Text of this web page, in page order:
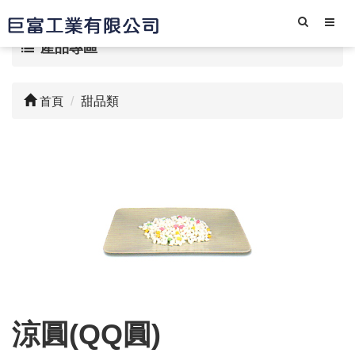
產品專區
首頁 甜品類
涼圓(QQ圓)